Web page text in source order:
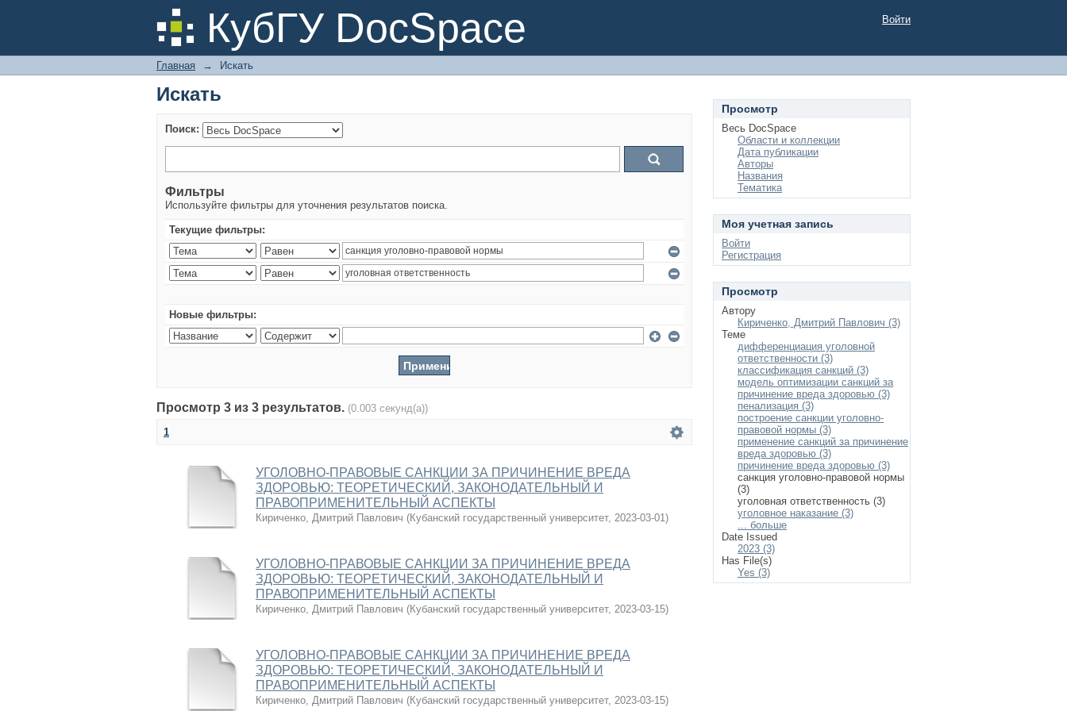
КубГУ DocSpace
Искать Войти
Главная → Искать
Искать
Поиск:
Фильтры
Используйте фильтры для уточнения результатов поиска.
Текущие фильтры:
Новые фильтры:
Просмотр 3 из 3 результатов. (0.003 секунд(а))
1
УГОЛОВНО-ПРАВОВЫЕ САНКЦИИ ЗА ПРИЧИНЕНИЕ ВРЕДА
ЗДОРОВЬЮ: ТЕОРЕТИЧЕСКИЙ, ЗАКОНОДАТЕЛЬНЫЙ И
ПРАВОПРИМЕНИТЕЛЬНЫЙ АСПЕКТЫ
Кириченко, Дмитрий Павлович (Кубанский государственный университет, 2023-03-01)
УГОЛОВНО-ПРАВОВЫЕ САНКЦИИ ЗА ПРИЧИНЕНИЕ ВРЕДА
ЗДОРОВЬЮ: ТЕОРЕТИЧЕСКИЙ, ЗАКОНОДАТЕЛЬНЫЙ И
ПРАВОПРИМЕНИТЕЛЬНЫЙ АСПЕКТЫ
Кириченко, Дмитрий Павлович (Кубанский государственный университет, 2023-03-15)
УГОЛОВНО-ПРАВОВЫЕ САНКЦИИ ЗА ПРИЧИНЕНИЕ ВРЕДА
ЗДОРОВЬЮ: ТЕОРЕТИЧЕСКИЙ, ЗАКОНОДАТЕЛЬНЫЙ И
ПРАВОПРИМЕНИТЕЛЬНЫЙ АСПЕКТЫ
Кириченко, Дмитрий Павлович (Кубанский государственный университет, 2023-03-15)
Просмотр
Весь DocSpace
Области и коллекции
Дата публикации
Авторы
Названия
Тематика
Моя учетная запись
Войти
Регистрация
Просмотр
Автору
Кириченко, Дмитрий Павлович (3)
Теме
дифференциация уголовной
ответственности (3)
классификация санкций (3)
модель оптимизации санкций за
причинение вреда здоровью (3)
пенализация (3)
построение санкции уголовно-
правовой нормы (3)
применение санкций за причинение
вреда здоровью (3)
причинение вреда здоровью (3)
санкция уголовно-правовой нормы
(3)
уголовная ответственность (3)
уголовное наказание (3)
... больше
Date Issued
2023 (3)
Has File(s)
Yes (3)